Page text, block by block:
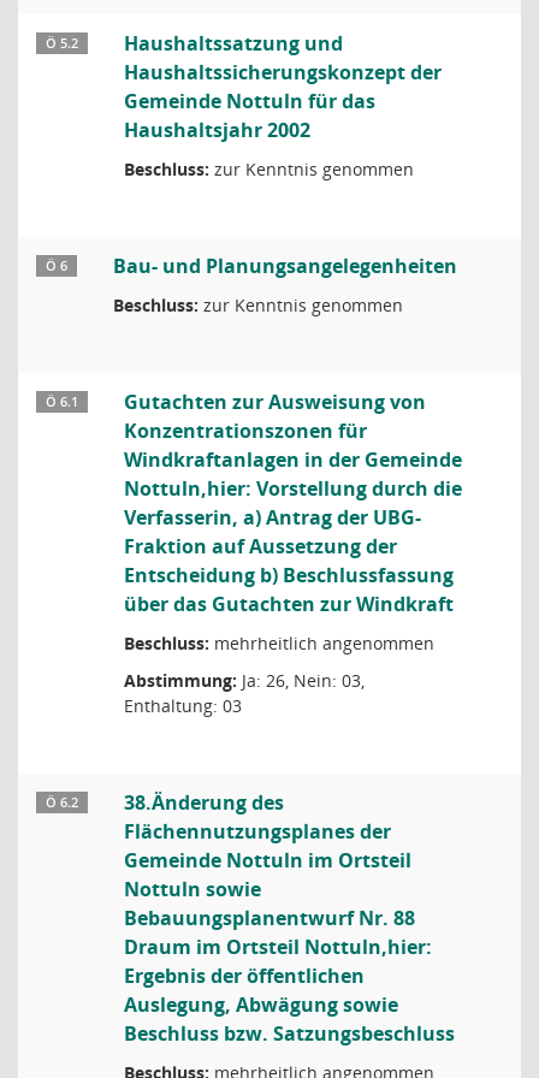
Ö 5.2
Haushaltssatzung und
Haushaltssicherungskonzept der
Gemeinde Nottuln für das
Haushaltsjahr 2002
Beschluss: zur Kenntnis genommen
Ö 6 Bau- und Planungsangelegenheiten
Beschluss: zur Kenntnis genommen
Ö 6.1
Gutachten zur Ausweisung von
Konzentrationszonen für
Windkraftanlagen in der Gemeinde
Nottuln,hier: Vorstellung durch die
Verfasserin, a) Antrag der UBG-
Fraktion auf Aussetzung der
Entscheidung b) Beschlussfassung
über das Gutachten zur Windkraft
Beschluss: mehrheitlich angenommen
Abstimmung: Ja: 26, Nein: 03,
Enthaltung: 03
Ö 6.2
38.Änderung des
Flächennutzungsplanes der
Gemeinde Nottuln im Ortsteil
Nottuln sowie
Bebauungsplanentwurf Nr. 88
Draum im Ortsteil Nottuln,hier:
Ergebnis der öffentlichen
Auslegung, Abwägung sowie
Beschluss bzw. Satzungsbeschluss
Beschluss: mehrheitlich angenommen